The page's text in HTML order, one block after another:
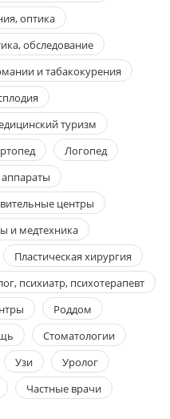
оптика
обследование
и табакокурения
туризм
Логопед
центры
и медтехника
Пластическая хирургия
психиатр, психотерапевт
Роддом
Стоматологии
Узи
Уролог
Частные врачи